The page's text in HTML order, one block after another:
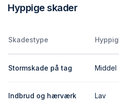
Hyppige skader
Skadestype
Stormskade på tag Middel
Indbrud og hærværk Lav